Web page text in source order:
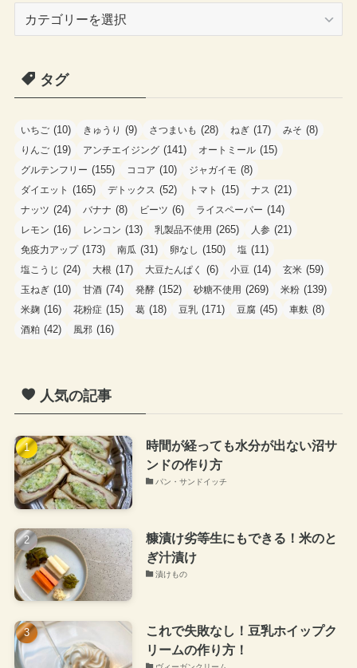
ゴ
タグ
いちご (10) きゅうり (9) さつまいも (28) ねぎ (17) みそ (8)
りんご (19) アンチエイジング (141) オートミール (15)
グルテンフリー (155) ココア (10) ジャガイモ (8)
ダイエット (165) デトックス (52) トマト (15) ナス (21)
ナッツ (24) バナナ (8) ビーツ (6) ライスペーパー (14)
レモン (16) レンコン (13) 乳製品不使用 (265) 人参 (21)
免疫力アップ(173) 南瓜 (31) 卵なし (150) 塩 (11)
塩こうじ (24) 大根 (17) 大豆たんぱく (6) 小豆 (14) 玄米 (59)
玉ねぎ (10) 甘酒 (74) 発酵 (152) 砂糖不使用 (269) 米粉 (139)
米麹 (16) 花粉症 (15) 葛 (18) 豆乳 (171) 豆腐 (45) 車麩 (8)
酒粕 (42) 風邪 (16)
人気の記事
時間が経っても水分が出ない沼サ
ンドの作り方
パン・サンドイッチ
糠漬け劣等生にもできる！米のと
ぎ汁漬け
漬けもの
これで失敗なし！豆乳ホイップク
リームの作り方！